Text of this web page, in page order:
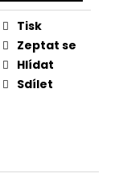
Tisk
Zeptat se
Hlídat
Sdílet